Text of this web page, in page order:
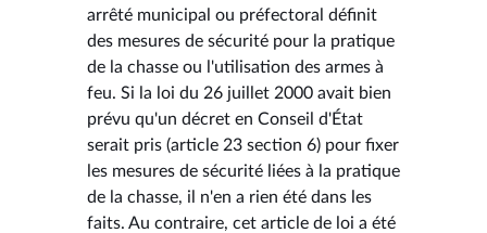
arrêté municipal ou préfectoral définit
des mesures de sécurité pour la pratique
de la chasse ou l'utilisation des armes à
feu. Si la loi du 26 juillet 2000 avait bien
prévu qu'un décret en Conseil d'État
serait pris (article 23 section 6) pour fixer
les mesures de sécurité liées à la pratique
de la chasse, il n'en a rien été dans les
faits. Au contraire, cet article de loi a été